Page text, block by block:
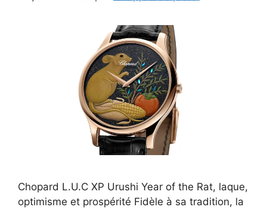
Chopard L.U.C XP Urushi Year of the Rat, laque,
optimisme et prospérité Fidèle à sa tradition, la